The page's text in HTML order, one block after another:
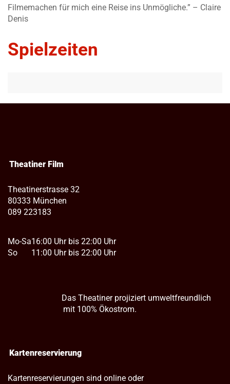
Filmemachen für mich eine Reise ins Unmögliche.” – Claire
Denis
Spielzeiten
Theatiner Film
Theatinerstrasse 32
80333 München
089 223183
Mo-Sa
So
16:00 Uhr bis 22:00 Uhr
11:00 Uhr bis 22:00 Uhr
Das Theatiner projiziert umweltfreundlich
mit 100% Ökostrom.
Kartenreservierung
Kartenreservierungen sind online oder